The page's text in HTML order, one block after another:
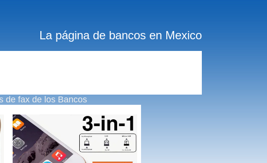
La página de bancos en Mexico
de fax de los Bancos